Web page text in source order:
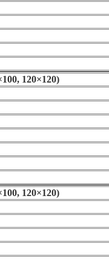
120×120)
120×120)